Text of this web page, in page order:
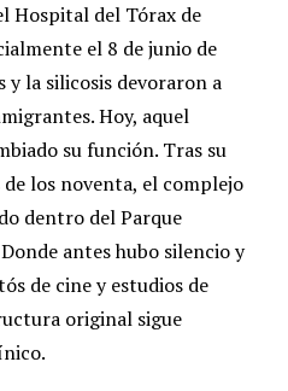
Hospital del Tórax de
el 8 de junio de
la silicosis devoraron a
Hoy, aquel
su función. Tras su
los noventa, el complejo
dentro del Parque
antes hubo silencio y
de cine y estudios de
original sigue